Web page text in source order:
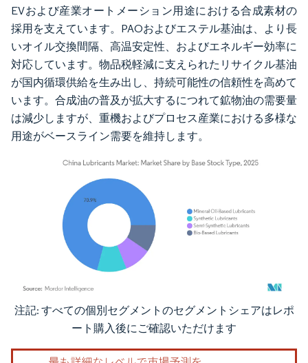
EVおよび産業オートメーション用途における合成素材の
採用を支えています。PAOおよびエステル基油は、より長
いオイル交換間隔、高温安定性、およびエネルギー効率に
対応しています。物品税軽減に支えられたリサイクル基油
が国内循環供給を生み出し、持続可能性の信頼性を高めて
います。合成油の普及が拡大するにつれて鉱物油の需要量
は減少しますが、重機およびプロセス産業における多様な
用途がベースライン需要を維持します。
画像 © Mordor Intelligence。再利用にはCC BY 4.0の表示が必要です。
注記: すべての個別セグメントのセグメントシェアはレポ
ート購入後にご確認いただけます